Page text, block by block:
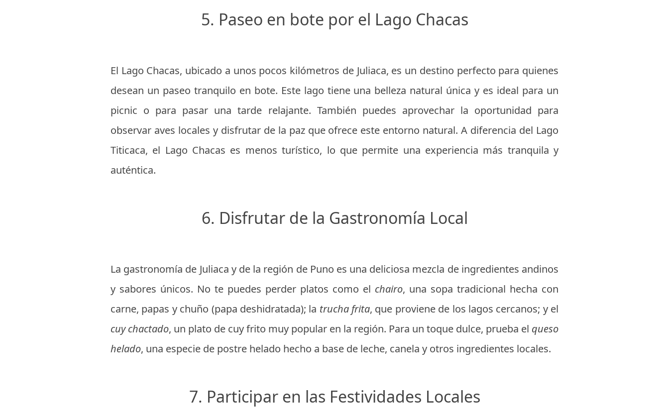
5. Paseo en bote por el Lago Chacas
El Lago Chacas, ubicado a unos pocos kilómetros de Juliaca, es un destino perfecto para quienes
desean un paseo tranquilo en bote. Este lago tiene una belleza natural única y es ideal para un
picnic o para pasar una tarde relajante. También puedes aprovechar la oportunidad para
observar aves locales y disfrutar de la paz que ofrece este entorno natural. A diferencia del Lago
Titicaca, el Lago Chacas es menos turístico, lo que permite una experiencia más tranquila y
auténtica.
6. Disfrutar de la Gastronomía Local
La gastronomía de Juliaca y de la región de Puno es una deliciosa mezcla de ingredientes andinos
y sabores únicos. No te puedes perder platos como el chairo, una sopa tradicional hecha con
carne, papas y chuño (papa deshidratada); la trucha frita, que proviene de los lagos cercanos; y el
cuy chactado, un plato de cuy frito muy popular en la región. Para un toque dulce, prueba el queso
helado, una especie de postre helado hecho a base de leche, canela y otros ingredientes locales.
7. Participar en las Festividades Locales